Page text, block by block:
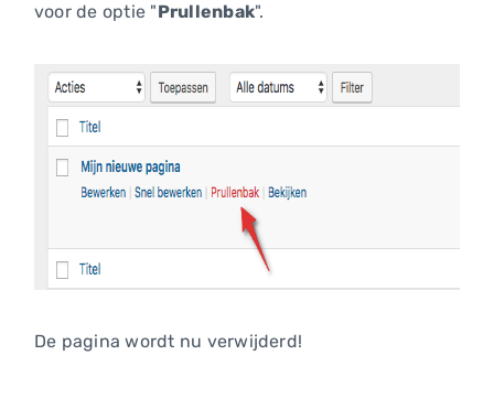
voor de optie "Prullenbak".
De pagina wordt nu verwijderd!